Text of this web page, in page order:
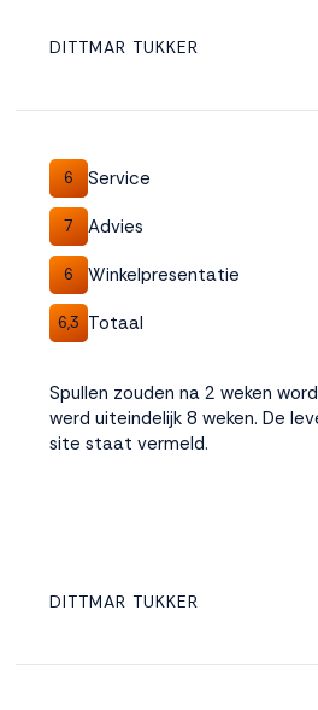
DITTMAR TUKKER
6 Service
7 Advies
6 Winkelpresentatie
6,3 Totaal
Spullen zouden na 2 weken
werd uiteindelijk 8 weken. De
site staat vermeld.
DITTMAR TUKKER